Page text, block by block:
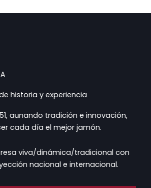
historia y experiencia
aunando tradición e innovación,
cada día el mejor jamón.
viva/dinámica/tradicional con
nacional e internacional.